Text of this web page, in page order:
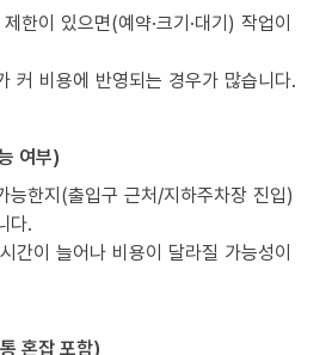
한이 있으면(예약·크기·대기) 작업이
커 비용에 반영되는 경우가 많습니다.
여부)
능한지(출입구 근처/지하주차장 진입)
다.
간이 늘어나 비용이 달라질 가능성이
혼잡 포함)